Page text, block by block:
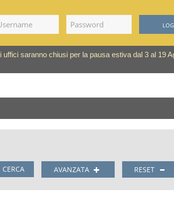
uffici saranno chiusi per la pausa estiva dal 3 al 19
CERCA AVANZATA RESET